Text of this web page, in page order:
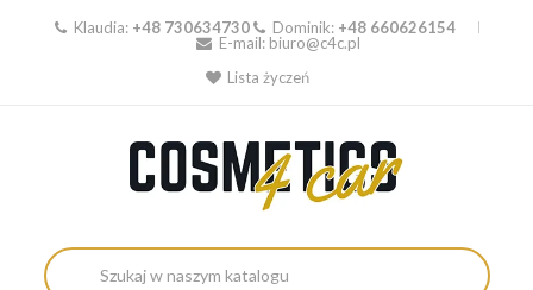
Klaudia: +48 730634730 Dominik: +48 660626154
E-mail: biuro@c4c.pl
Lista życzeń